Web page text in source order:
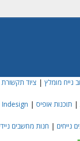
נייח מומלץ | ציוד תקשורת
| תוכנות אופיס |
נייחים | חנות מחשבים